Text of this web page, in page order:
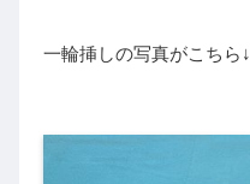
一輪挿しの写真がこちら↓